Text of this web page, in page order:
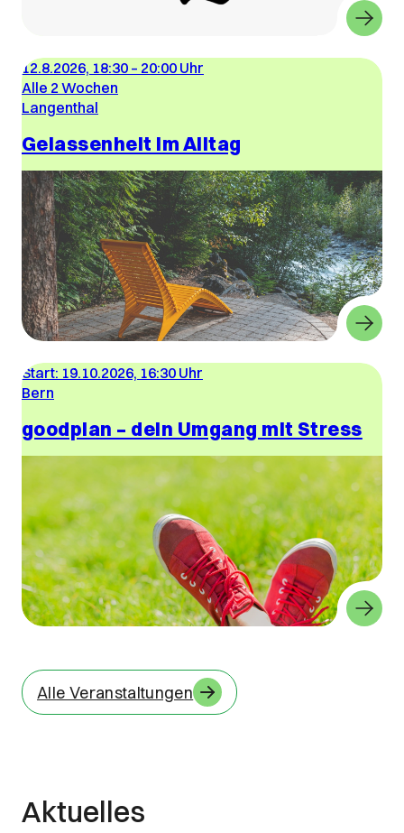
12.8.2026, 18:30 – 20:00 Uhr
Alle 2 Wochen
Langenthal
Gelassenheit im Alltag
Start: 19.10.2026, 16:30 Uhr
Bern
goodplan – dein Umgang mit Stress
Alle Veranstaltungen
Aktuelles